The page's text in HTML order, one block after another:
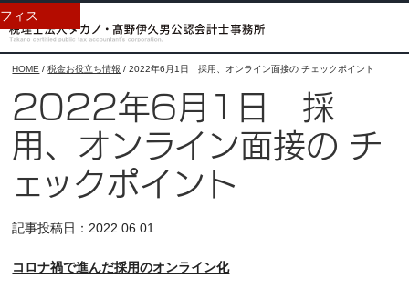
ィス
HOME /税金お役立ち情報 /2022年6月1日 採用、オンライン面接の チェックポイント
2022年6月1日 採
用、オンライン面接の チ
ェックポイント
記事投稿日：2022.06.01
コロナ禍で進んだ採用のオンライン化